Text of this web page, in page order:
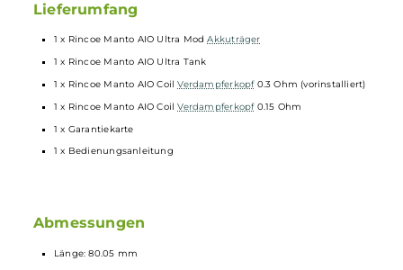
Manto AIO Ultra Tankeinheit aus klar-transparentem PCTG
4.0 ml Tankvolumen
Side-Fill mit Silikonverschluss
Edelstahl-Base mit stufenlos regulierbarer Airflow-Control
Kompatibel zu denRincoeMesh Coils mit Widerständen von
Ohm (50-60 W) und 0.3 Ohm (38-45 W) sowie der Manto AIO
Coil für eigene Wicklungen
Manto AIO Ultra Boro Tank mit RBA Bridge separat erhältlich
erhältlich